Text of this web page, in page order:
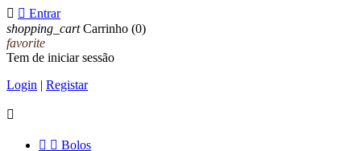
  Entrar
shopping_cart Carrinho (0)
favorite
Tem de iniciar sessão
Login | Registar

  Bolos